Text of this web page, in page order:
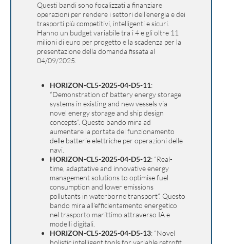
Questi bandi sono focalizzati a finanziare
operazioni per rendere i settori dell’energia e dei
trasporti più competitivi, intelligenti e sicuri.
Hanno un budget variabile tra i 4 e gli oltre 11
milioni di euro per progetto e la scadenza per la
presentazione della domanda fissata al
04/09/2025.
HORIZON-CL5-2025-04-D5-11:
“Demonstration of battery energy storage
systems in existing and new vessels via
novel energy storage and ship design
concepts”. Questo bando mira ad
aumentare la portata del funzionamento
delle batterie elettriche per operazioni delle
navi.
HORIZON-CL5-2025-04-D5-12: “Real-
time, adaptative and innovative energy
management solutions to optimise fuel
consumption and lower emissions
pollutants in waterborne transport”. Questo
bando mira all’efficientamento energetico
nel trasporto marittimo attraverso IA e
modelli digitali.
HORIZON-CL5-2025-04-D5-13: “Novel
holistic intelligent tools for variable retrofit